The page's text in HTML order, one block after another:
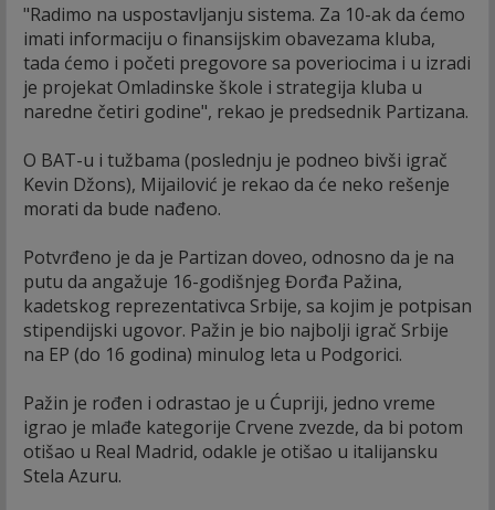
"Radimo na uspostavljanju sistema. Za 10-ak da ćemo
imati informaciju o finansijskim obavezama kluba,
tada ćemo i početi pregovore sa poveriocima i u izradi
je projekat Omladinske škole i strategija kluba u
naredne četiri godine", rekao je predsednik Partizana.
O BAT-u i tužbama (poslednju je podneo bivši igrač
Kevin Džons), Mijailović je rekao da će neko rešenje
morati da bude nađeno.
Potvrđeno je da je Partizan doveo, odnosno da je na
putu da angažuje 16-godišnjeg Đorđa Pažina,
kadetskog reprezentativca Srbije, sa kojim je potpisan
stipendijski ugovor. Pažin je bio najbolji igrač Srbije
na EP (do 16 godina) minulog leta u Podgorici.
Pažin je rođen i odrastao je u Ćupriji, jedno vreme
igrao je mlađe kategorije Crvene zvezde, da bi potom
otišao u Real Madrid, odakle je otišao u italijansku
Stela Azuru.